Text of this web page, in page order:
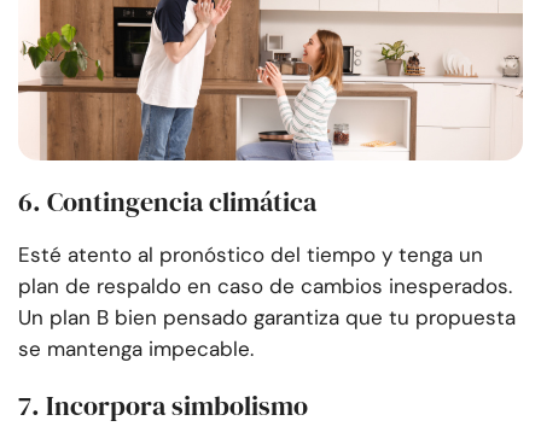
6. Contingencia climática
Esté atento al pronóstico del tiempo y tenga un
plan de respaldo en caso de cambios inesperados.
Un plan B bien pensado garantiza que tu propuesta
se mantenga impecable.
7. Incorpora simbolismo